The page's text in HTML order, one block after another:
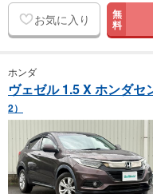
お気に入り 無
料
ホンダ
ヴェゼル 1.5 X ホンダセ
2）